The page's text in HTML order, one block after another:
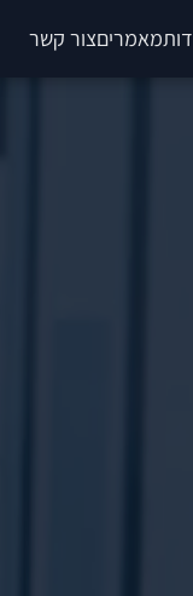
מאמריםצור קשר